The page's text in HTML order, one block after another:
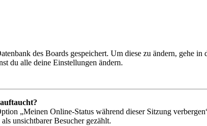
des Boards gespeichert. Um diese zu ändern, gehe
du alle deine Einstellungen ändern.
„Meinen Online-Status während dieser Sitzung
unsichtbarer Besucher gezählt.